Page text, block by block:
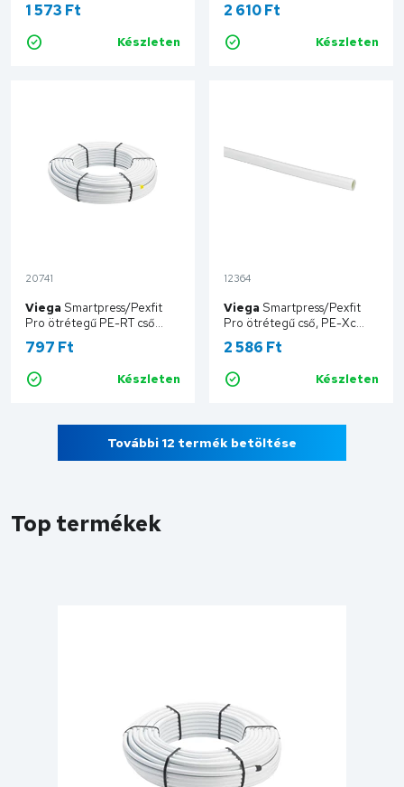
TT26X3-50-IPLR
1 573 Ft
Készleten
Kosárba
VG-607289
2 610 Ft
Készleten
Kosárba
20741
Viega Smartpress/Pexfit
Pro ötrétegű PE-RT cső
20x2,3mm, 100 fm/tekercs,
fehér VG-662592
797 Ft
Készleten
Kosárba
12364
Viega Smartpress/Pexfit
Pro ötrétegű cső, PE-Xc
32x3,2mm, 5fm/szál, fehér
VG-586935
2 586 Ft
Készleten
Kosárba
További 12 termék betöltése
Top termékek